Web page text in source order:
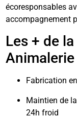
écoresponsables
accompagnement
Les + de
Fabrication
Maintien de
24h froid